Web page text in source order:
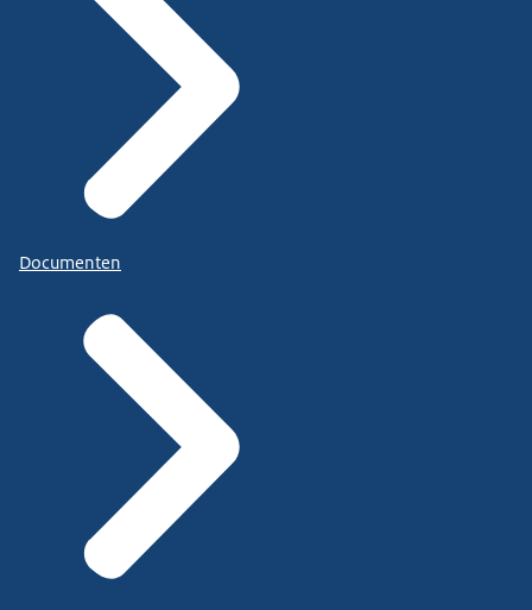
Documenten